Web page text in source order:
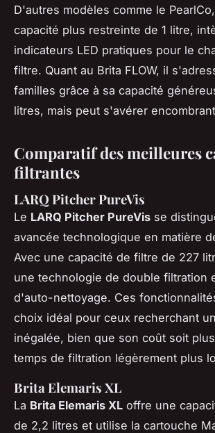
D'autres modèles comme le
capacité plus restreinte de 1 litre,
indicateurs LED pratiques pour le
filtre. Quant au Brita FLOW, il
familles grâce à sa capacité
litres, mais peut s'avérer
Comparatif des meilleures
filtrantes
LARQ Pitcher PureVis
Le LARQ Pitcher PureVis se
avancée technologique en matière
Avec une capacité de filtre de 227
une technologie de double filtration
d'auto-nettoyage. Ces
choix idéal pour ceux recherchant
inégalée, bien que son coût soit
temps de filtration légèrement plus
Brita Elemaris XL
La Brita Elemaris XL offre une
de 2,2 litres et utilise la cartouche